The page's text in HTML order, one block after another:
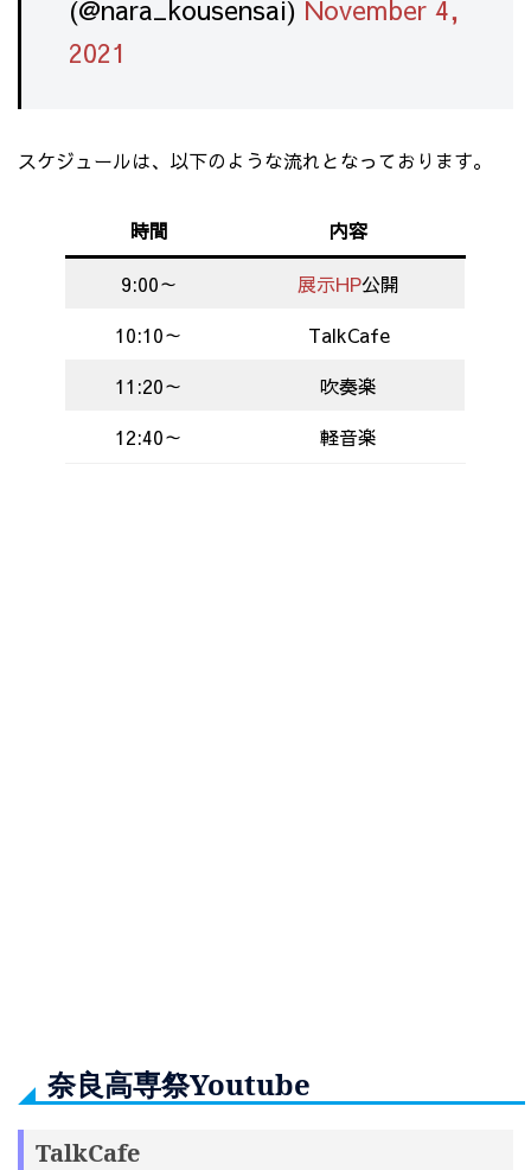
(@nara_kousensai) November 4,
2021
スケジュールは、以下のような流れとなっております。
時間 内容
9:00～ 展示HP公開
10:10～
TalkCafe
11:20～
吹奏楽
12:40～
軽音楽
奈良高専祭Youtube
TalkCafe